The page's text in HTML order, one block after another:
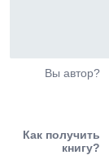
Вы автор?
Как получить
книгу?